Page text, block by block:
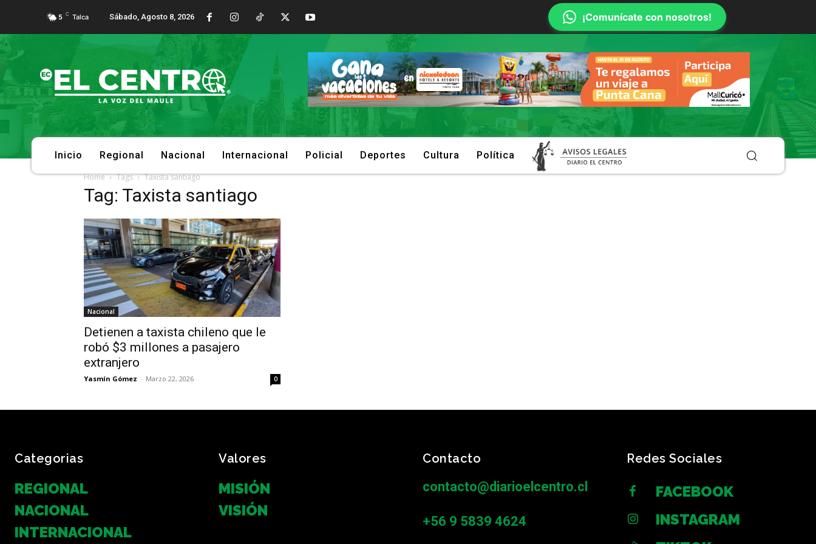
5 C Talca Sábado, Agosto 8, 2026 ¡Comunícate con nosotros!
Inicio Regional Nacional Internacional Policial Deportes Cultura Política
Home Tags Taxista santiago
Tag: Taxista santiago
Nacional
Detienen a taxista chileno que le
robó $3 millones a pasajero
extranjero
Yasmín Gómez - Marzo 22, 2026 0
Categorias
REGIONAL
NACIONAL
INTERNACIONAL
Valores
MISIÓN
VISIÓN
Contacto
contacto@diarioelcentro.cl
+56 9 5839 4624
Redes Sociales
FACEBOOK
INSTAGRAM